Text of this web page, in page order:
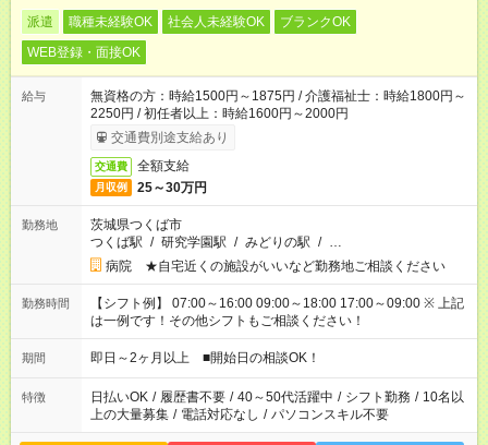
派遣 職種未経験OK 社会人未経験OK
ブランクOK
WEB登録・面接OK
給与
無資格の方：時給1500円～1875円 / 介護福祉士：時給1800円～
2250円 / 初任者以上：時給1600円～2000円
交通費別途支給あり
交通費 全額支給
月収例 25～30万円
勤務地
茨城県つくば市
つくば駅 / 研究学園駅 / みどりの駅 / …
病院 ★自宅近くの施設がいいなど勤務地ご相談ください
勤務時間
【シフト例】 07:00～16:00 09:00～18:00 17:00～09:00 ※ 上記
は一例です！その他シフトもご相談ください！
期間 即日～2ヶ月以上 ■開始日の相談OK！
特徴 日払いOK / 履歴書不要 / 40～50代活躍中 / シフト勤務 / 10名以
上の大量募集 / 電話対応なし / パソコンスキル不要